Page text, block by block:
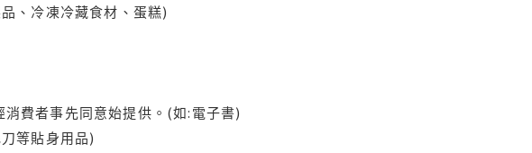
、冷凍冷藏食材、蛋糕)
費者事先同意始提供。(如:電子書)
等貼身用品)